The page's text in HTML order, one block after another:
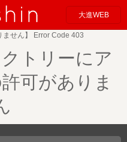
大進WEB
ません】 Error Code 403
トリーにア
可がありま